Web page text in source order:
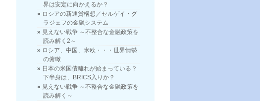
界は安定に向かえるか？
ロシアの新通貨構想／セルゲイ・グ
ラジェフの金融システム
見えない戦争 ～不整合な金融政策を
読み解く2～
ロシア、中国、米欧・・・世界情勢
の俯瞰
日本の米国債離れが始まっている？
下半身は、BRICS入りか？
見えない戦争 ～不整合な金融政策を
読み解く～